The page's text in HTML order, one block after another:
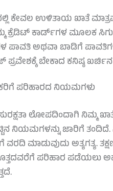
ಕೇವಲ ಉಳಿತಾಯ ಖಾತೆ
ಕ್ರೆಡಿಟ್ ಕಾರ್ಡ್‌ಗಳ ಮೂಲಕ
ಪಾವತಿ ಅಥವಾ ಬಾಡಿಗೆ
ಬೇಕಾದ ಕನಿಷ್ಠ
ಪರಿಹಾರದ ನಿಯಮಗಳು
ಲೋಪದಿಂದಾಗಿ ನಿಮ್ಮ
ನಿಯಮಗಳನ್ನು ಜಾರಿಗೆ ತಂದಿದೆ.
ಮಾಡುವುದು ಅತ್ಯಗತ್ಯ.
ಪರಿಹಾರ ಪಡೆಯಲು